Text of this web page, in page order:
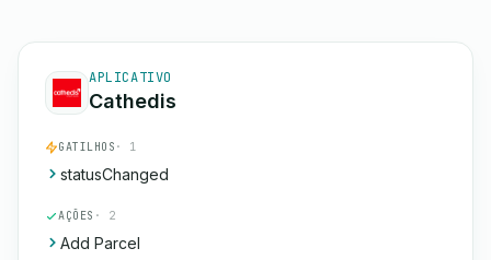
APLICATIVO
Cathedis
GATILHOS · 1
statusChanged
AÇÕES · 2
Add Parcel